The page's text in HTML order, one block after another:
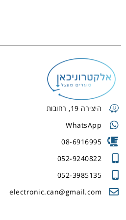
היצירה 19, רחובות
WhatsApp
08-6916995
052-9240822
052-3985135
electronic.can@gmail.com